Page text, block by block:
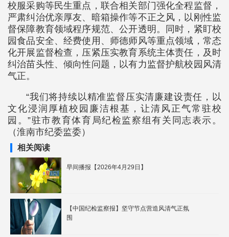
校服采购等民生重点，联合相关部门强化全程监督，
严肃纠治优亲厚友、暗箱操作等不正之风，以刚性监
督保障教育领域程序规范、公开透明。同时，紧盯校
园食品安全、经费使用、师德师风等重点领域，常态
化开展监督检查，压紧压实教育系统主体责任，及时
纠治苗头性、倾向性问题，以有力监督护航校园风清
气正。
“我们将持续以精准监督压实清廉建设责任，以
文化浸润厚植校园廉洁根基，让清风正气常驻校
园。”驻市教育体育局纪检监察组有关同志表示。
（淮南市纪委监委）
相关阅读
早间播报【2026年4月29日】
【中国纪检监察报】坚守节点营造风清气正氛
围